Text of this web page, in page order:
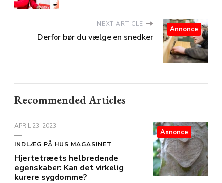
NEXT ARTICLE
Derfor bør du vælge en snedker
Annonce
Recommended Articles
APRIL 23, 2023
INDLÆG PÅ HUS MAGASINET
Hjertetræets helbredende
egenskaber: Kan det virkelig
kurere sygdomme?
Annonce